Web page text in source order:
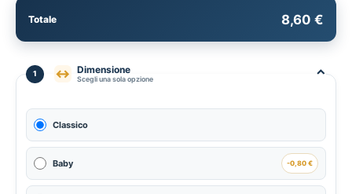
Totale 8,60 €
1 ↔ Dimensione
Scegli una sola opzione ⌃
Classico
Baby -0,80 €